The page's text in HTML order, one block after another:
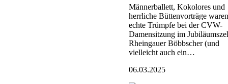
Männerballett, Kokolores und
herrliche Büttenvorträge waren
echte Trümpfe bei der CVW-
Damensitzung im
Rheingauer Böbbscher (und
vielleicht auch ein…
06.03.2025